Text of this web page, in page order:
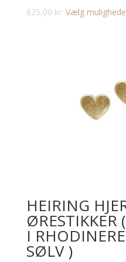
625,00 kr. Vælg
HEIRING
ØRESTIKKER
I
SØLV )